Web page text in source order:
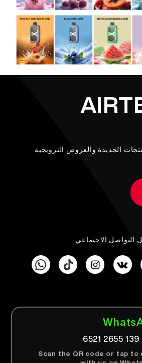
الجديدة والعروض الترويجية
Scan the QR code or tap to